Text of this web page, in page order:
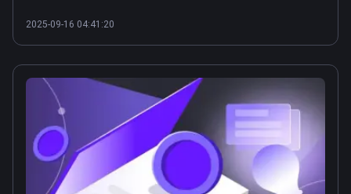
2025-09-16 04:41:20